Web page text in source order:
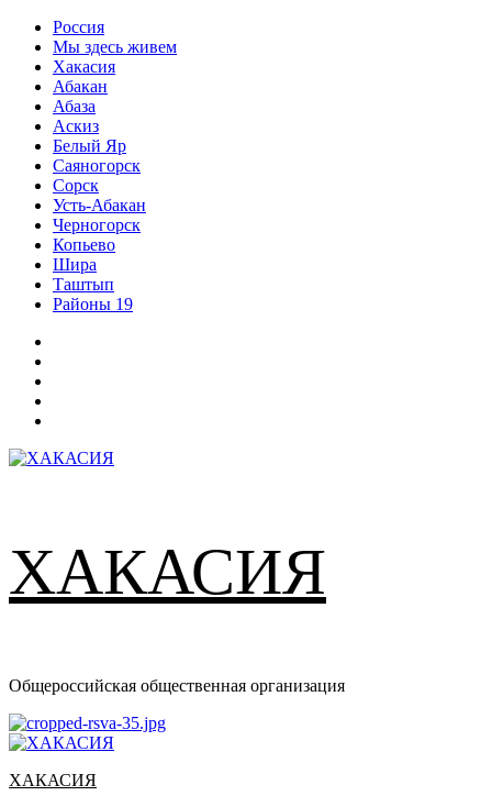
Перейти
содержимому
Россия
Мы здесь живем
Хакасия
Абакан
Абаза
Аскиз
Белый Яр
Саяногорск
Сорск
Усть-Абакан
Черногорск
Копьево
Шира
Таштып
Районы 19
ХАКАСИЯ
Общероссийская общественная организация
Основное
ХАКАСИЯ